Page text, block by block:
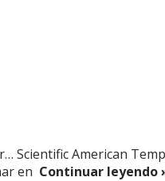
Scientific American
en Continuar leyendo